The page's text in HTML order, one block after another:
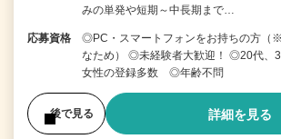
みの単発や短期～中長期まで…
応募資格
◎PC・スマートフォンをお持ちの方（
なため） ◎未経験者大歓迎！ ◎20代、
女性の登録多数 ◎年齢不問
後で見る 詳細を見る